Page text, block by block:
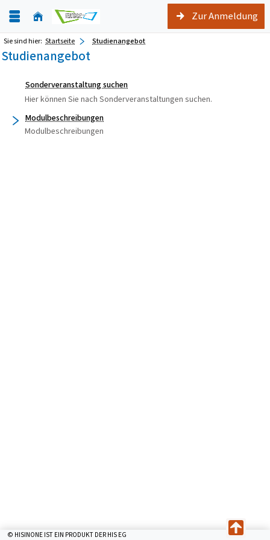
Zur Anmeldung
Sie sind hier: Startseite Studienangebot
Studienangebot
Sonderveranstaltung suchen
Hier können Sie nach Sonderveranstaltungen suchen.
Modulbeschreibungen
Modulbeschreibungen
© HISINONE IST EIN PRODUKT DER HIS EG